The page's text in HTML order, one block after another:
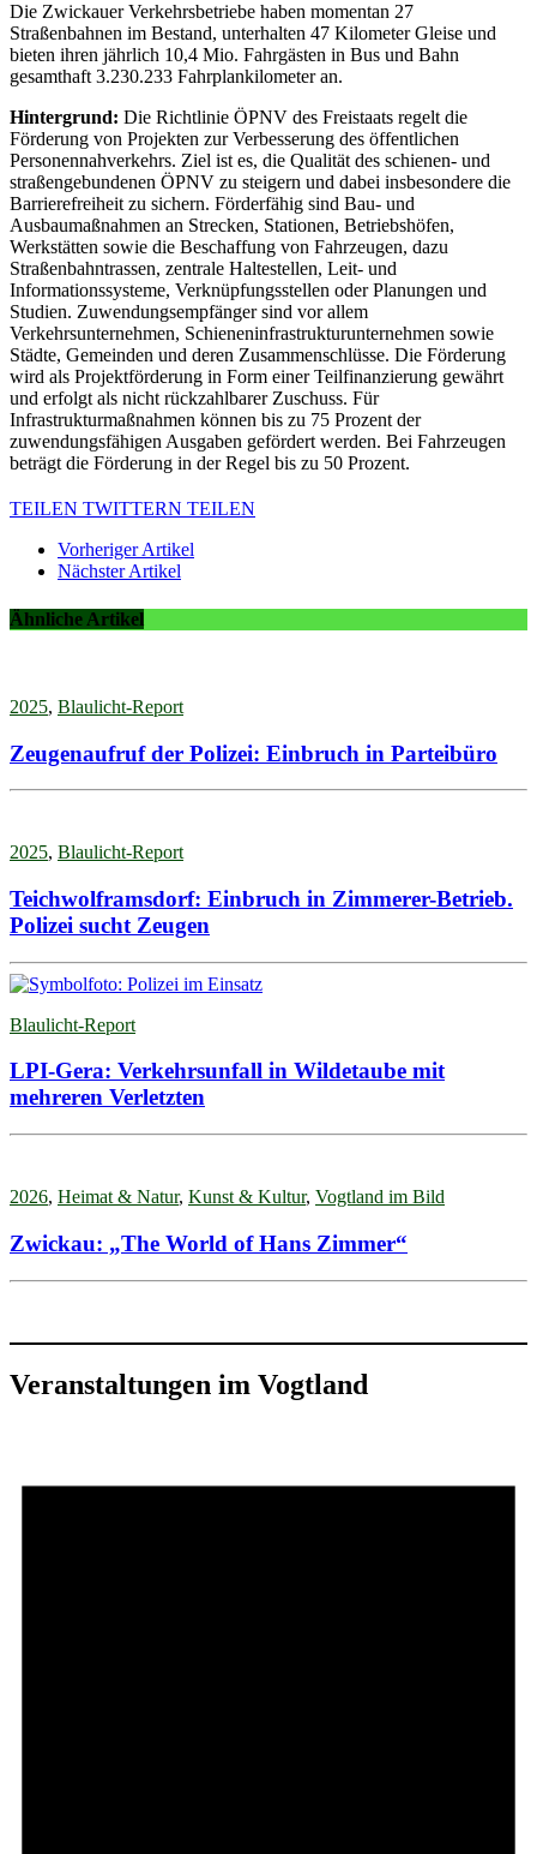
Die Zwickauer Verkehrsbetriebe haben momentan 27
Straßenbahnen im Bestand, unterhalten 47 Kilometer Gleise und
bieten ihren jährlich 10,4 Mio. Fahrgästen in Bus und Bahn
gesamthaft 3.230.233 Fahrplankilometer an.
Hintergrund: Die Richtlinie ÖPNV des Freistaats regelt die
Förderung von Projekten zur Verbesserung des öffentlichen
Personennahverkehrs. Ziel ist es, die Qualität des schienen- und
straßengebundenen ÖPNV zu steigern und dabei insbesondere die
Barrierefreiheit zu sichern. Förderfähig sind Bau- und
Ausbaumaßnahmen an Strecken, Stationen, Betriebshöfen,
Werkstätten sowie die Beschaffung von Fahrzeugen, dazu
Straßenbahntrassen, zentrale Haltestellen, Leit- und
Informationssysteme, Verknüpfungsstellen oder Planungen und
Studien. Zuwendungsempfänger sind vor allem
Verkehrsunternehmen, Schieneninfrastrukturunternehmen sowie
Städte, Gemeinden und deren Zusammenschlüsse. Die Förderung
wird als Projektförderung in Form einer Teilfinanzierung gewährt
und erfolgt als nicht rückzahlbarer Zuschuss. Für
Infrastrukturmaßnahmen können bis zu 75 Prozent der
zuwendungsfähigen Ausgaben gefördert werden. Bei Fahrzeugen
beträgt die Förderung in der Regel bis zu 50 Prozent.
TEILEN TWITTERN TEILEN
Vorheriger Artikel
Nächster Artikel
Ähnliche Artikel
2025, Blaulicht-Report
Zeugenaufruf der Polizei: Einbruch in Parteibüro
2025, Blaulicht-Report
Teichwolframsdorf: Einbruch in Zimmerer-Betrieb.
Polizei sucht Zeugen
Blaulicht-Report
LPI-Gera: Verkehrsunfall in Wildetaube mit
mehreren Verletzten
2026, Heimat & Natur, Kunst & Kultur, Vogtland im Bild
Zwickau: „The World of Hans Zimmer“
Veranstaltungen im Vogtland